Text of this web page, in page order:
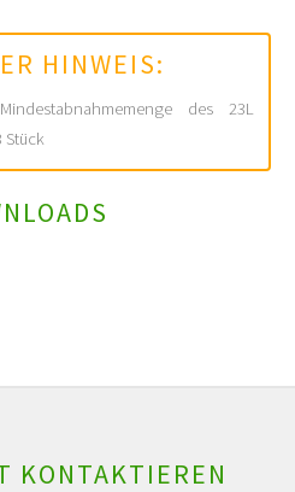
HINWEIS:
des 23L
Stück
KONTAKTIEREN